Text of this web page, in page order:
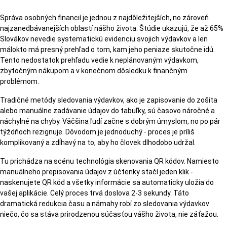
Správa osobných financií je jednou z najdôležitejších, no zároveň
najzanedbávanejších oblastí nášho života. Štúdie ukazujú, že až 65%
Slovákov nevedie systematickú evidenciu svojich výdavkov a len
málokto má presný prehľad o tom, kam jeho peniaze skutočne idú.
Tento nedostatok prehľadu vedie k neplánovaným výdavkom,
zbytočným nákupom a v konečnom dôsledku k finančným
problémom.
Tradičné metódy sledovania výdavkov, ako je zapisovanie do zošita
alebo manuálne zadávanie údajov do tabuľky, sú časovo náročné a
náchylné na chyby. Väčšina ľudí začne s dobrým úmyslom, no po pár
týždňoch rezignuje. Dôvodom je jednoduchý - proces je príliš
komplikovaný a zdĺhavý na to, aby ho človek dlhodobo udržal.
Tu prichádza na scénu technológia skenovania QR kódov. Namiesto
manuálneho prepisovania údajov z účtenky stačí jeden klik -
naskenujete QR kód a všetky informácie sa automaticky uložia do
vašej aplikácie. Celý proces trvá doslova 2-3 sekundy. Táto
dramatická redukcia času a námahy robí zo sledovania výdavkov
niečo, čo sa stáva prirodzenou súčasťou vášho života, nie záťažou.